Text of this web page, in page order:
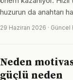
huzurun da anahtarı
29 Haziran 2026 · Güncel
Neden
güçlü neden